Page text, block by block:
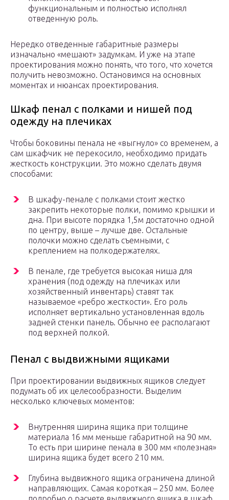
функциональным и полностью исполнял
отведенную роль.
Нередко отведенные габаритные размеры
изначально «мешают» задумкам. И уже на этапе
проектирования можно понять, что того, что хочется
получить невозможно. Остановимся на основных
моментах и нюансах проектирования.
Шкаф пенал с полками и нишей под
одежду на плечиках
Чтобы боковины пенала не «выгнуло» со временем, а
сам шкафчик не перекосило, необходимо придать
жесткость конструкции. Это можно сделать двумя
способами:
В шкафу-пенале с полками стоит жестко
закрепить некоторые полки, помимо крышки и
дна. При высоте порядка 1,5м достаточно одной
по центру, выше – лучше две. Остальные
полочки можно сделать съемными, с
креплением на полкодержателях.
В пенале, где требуется высокая ниша для
хранения (под одежду на плечиках или
хозяйственный инвентарь) ставят так
называемое «ребро жесткости». Его роль
исполняет вертикально установленная вдоль
задней стенки панель. Обычно ее располагают
под верхней полкой.
Пенал с выдвижными ящиками
При проектировании выдвижных ящиков следует
подумать об их целесообразности. Выделим
несколько ключевых моментов:
Внутренняя ширина ящика при толщине
материала 16 мм меньше габаритной на 90 мм.
То есть при ширине пенала в 300 мм «полезная»
ширина ящика будет всего 210 мм.
Глубина выдвижного ящика ограничена длиной
направляющих. Самая короткая – 250 мм. Более